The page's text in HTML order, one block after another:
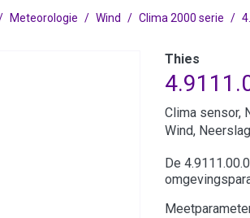
Meteorologie Wind Clima 2000 serie
Thies
Clima sensor,
Wind,
De